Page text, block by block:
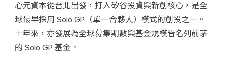
心元資本從台北出發，打入矽谷投資與新創核心，是全
球最早採用 Solo GP（單一合夥人）模式的創投之一。
十年來，亦發展為全球募集期數與基金規模皆名列前茅
的 Solo GP 基金。